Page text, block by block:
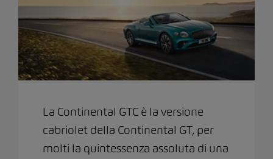
La Continental GTC è la versione
cabriolet della Continental GT, per
molti la quintessenza assoluta di una